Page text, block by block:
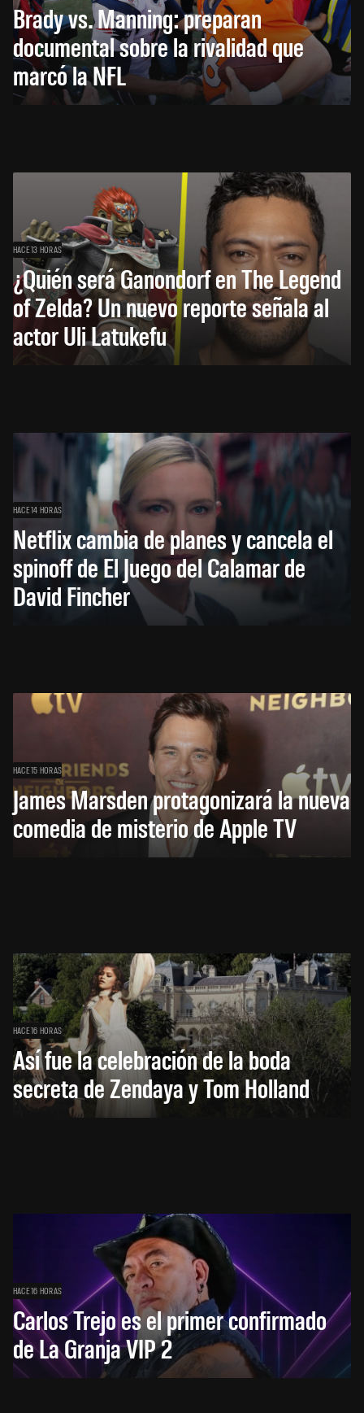
Brady vs. Manning: preparan
documental sobre la rivalidad que
marcó la NFL
HACE 13 HORAS
¿Quién será Ganondorf en The Legend
of Zelda? Un nuevo reporte señala al
actor Uli Latukefu
HACE 14 HORAS
Netflix cambia de planes y cancela el
spinoff de El Juego del Calamar de
David Fincher
HACE 15 HORAS
James Marsden protagonizará la nueva
comedia de misterio de Apple TV
HACE 16 HORAS
Así fue la celebración de la boda
secreta de Zendaya y Tom Holland
HACE 16 HORAS
Carlos Trejo es el primer confirmado
de La Granja VIP 2